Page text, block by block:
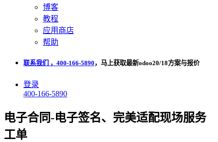
博客
教程
应用商店
帮助
联系我们 ，400-166-5890 ，马上获取最新odoo20/18方案与报价
登录
400-166-5890
电子合同-电子签名、完美适配现场服务
工单